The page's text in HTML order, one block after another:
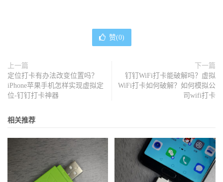
赞(0)
上一篇
定位打卡有办法改变位置吗？
iPhone苹果手机怎样实现虚拟定
位-钉钉打卡神器
下一篇
钉钉WiFi打卡能破解吗？虚拟
WiFi打卡如何破解？如何模拟公
司wifi打卡
相关推荐